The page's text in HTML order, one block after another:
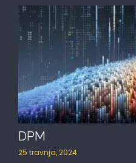
DPM
25 travnja, 2024